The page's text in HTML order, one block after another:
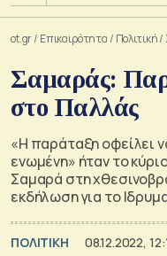
ot.gr/ Επικαιρότητα / Πολιτική/
Σαμαράς:
στο Παλλάς
«Η παράταξη οφείλει
ενωμένη» ήταν το
Σαμαρά στη
εκδήλωση για το
ΠΟΛΙΤΙΚΗ 08.12.2022,